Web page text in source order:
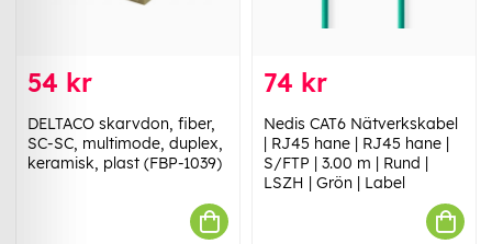
54 kr
DELTACO skarvdon, fiber,
SC-SC, multimode, duplex,
keramisk, plast (FBP-1039)
74 kr
Nedis CAT6 Nätverkskabel
| RJ45 hane | RJ45 hane |
S/FTP | 3.00 m | Rund |
LSZH | Grön | Label